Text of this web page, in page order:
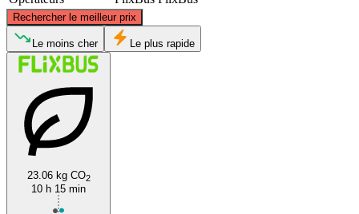
Rechercher le meilleur prix
Kiel
©CARTO
Le moins cher Le plus rapide
23.06 kg CO2
10 h 15 min